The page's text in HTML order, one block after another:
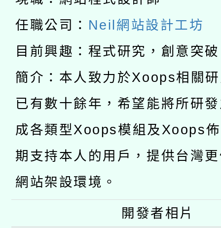
關事宜
國立臺灣師範大學辦理
年度健康促進學校輔導
業成長研習」實施計畫
函轉國家教育研究院中
族教育國際趨勢與發展
轉知教育部國民及學前
新北市政府教育局辦理
方素養工作坊新北場」
函轉國立臺灣師範大學
族語言臺北學習中心
「族語學習班」招生簡
轉知有關國立成功大學
文教學共融平台-教案
件」活動簡章
教育部國民及學前教育
年度COVID-19疫苗接
接種對象擴大為「滿6
接種之民眾」措施，
任職公司： Neil網站設計工坊
目前興趣：程式研究，創意突
簡介：本人致力於Xoops相關
已有數十餘年，希望能將所研
成各類型Xoops模組及Xoops
期支持本人的用戶，提供台灣
網站架設環境。
開發者相片